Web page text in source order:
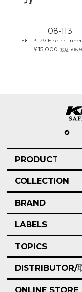
08-113
EK-113 12V Electric
￥15,000 (税込:￥
PRODUCT
COLLECTION
BRAND
LABELS
TOPICS
DISTRIBUTOR/
ONLINE STORE